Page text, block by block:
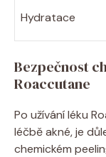
Hydratace
Bezpečnost
Roaccutane
Po užívání léku
léčbě akné, je
chemickém